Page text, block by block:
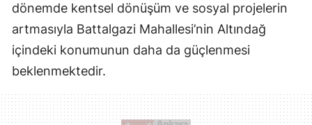
dönemde kentsel dönüşüm ve sosyal projelerin
artmasıyla Battalgazi Mahallesi’nin Altındağ
içindeki konumunun daha da güçlenmesi
beklenmektedir.